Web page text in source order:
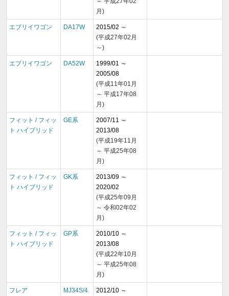
月)
エブリイワゴン DA17W
2015/02 ～
(平成27年02月
～)
エブリイワゴン DA52W
1999/01 ～
2005/08
(平成11年01月
～ 平成17年08
月)
フィット / フィッ
ト ハイブリッド
GE系
2007/11 ～
2013/08
(平成19年11月
～ 平成25年08
月)
フィット / フィッ
ト ハイブリッド
GK系
2013/09 ～
2020/02
(平成25年09月
～ 令和02年02
月)
フィット / フィッ
ト ハイブリッド
GP系
2010/10 ～
2013/08
(平成22年10月
～ 平成25年08
月)
フレア
MJ34S/4
2012/10 ～